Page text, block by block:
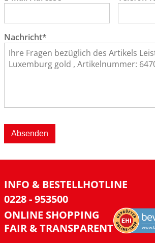
Nachricht*
Absenden
INFO & BESTELLHOTLINE
0228 - 953500
ONLINE SHOPPING
FAIR & TRANSPARENT